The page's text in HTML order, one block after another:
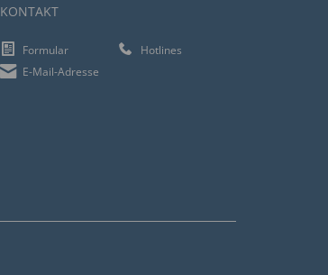
KONTAKT
Formular
Hotlines
E-Mail-Adresse